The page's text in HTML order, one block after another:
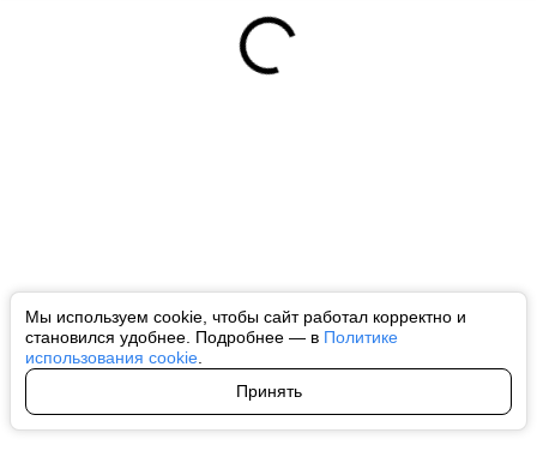
Мы используем cookie, чтобы сайт работал корректно и
становился удобнее. Подробнее — в Политике
использования cookie
Принять